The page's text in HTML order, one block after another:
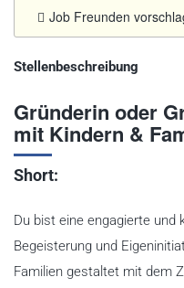
Job Freunden
Stellenbeschreibung
Gründerin oder
mit Kindern &
Short:
Du bist eine engagierte und
Begeisterung und
Familien gestaltet mit dem